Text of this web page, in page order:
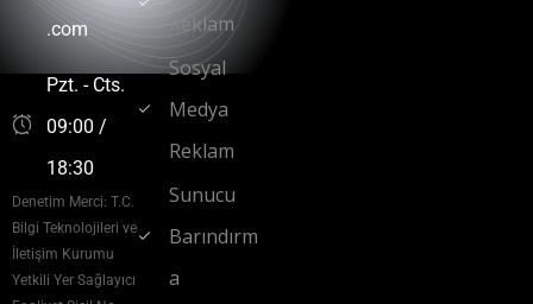
.com
Pzt. - Cts.
09:00 /
18:30
Denetim Merci: T.C.
Bilgi Teknolojileri ve
İletişim Kurumu
Yetkili Yer Sağlayıcı
Reklam
Sosyal
Medya
Reklam
Sunucu
Barındırm
a